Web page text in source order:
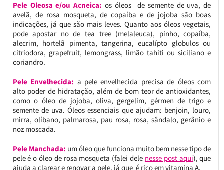
Pele Oleosa e/ou Acneica:os óleos de semente de uva, de
avelã, de rosa mosqueta, de copaíba e de jojoba são boas
indicações, já que são mais leves. Quanto aos óleos vegetais,
pode apostar no de tea tree (melaleuca), pinho, copaíba,
alecrim, hortelã pimenta, tangerina, eucalípto globulos ou
citriodora, grapefruit, lemongrass, limão tahiti ou siciliano e
coriandro.
Pele Envelhecida: a pele envelhecida precisa de óleos com
alto poder de hidratação, além de bom teor de antioxidantes,
como o óleo de jojoba, oliva, gergelim, gérmen de trigo e
semente de uva. Óleos essenciais que ajudam: benjoin, louro,
mirra, olíbano, palmarosa, pau rosa, rosa, sândalo, gerânio e
noz moscada.
Pele Manchada: um óleo que funciona muito bem nesse tipo de
pele é o óleo de rosa mosqueta (falei dele nesse post aqui), que
ajuda a clarear e renovar a pele, já que é rico em vitamina A.